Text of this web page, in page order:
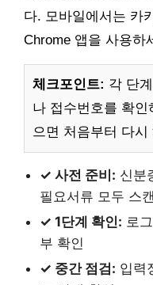
다. 모바일에서는 카
Chrome 앱을 사용하
체크포인트: 각 단
나 접수번호를 확
으면 처음부터 다
✓ 사전 준비: 신분
필요서류 모두 스
✓ 1단계 확인: 로
부 확인
✓ 중간 점검: 입력